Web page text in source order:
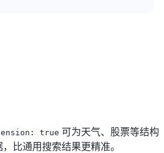
true 可为天气、股票等结构
比通用搜索结果更精准。